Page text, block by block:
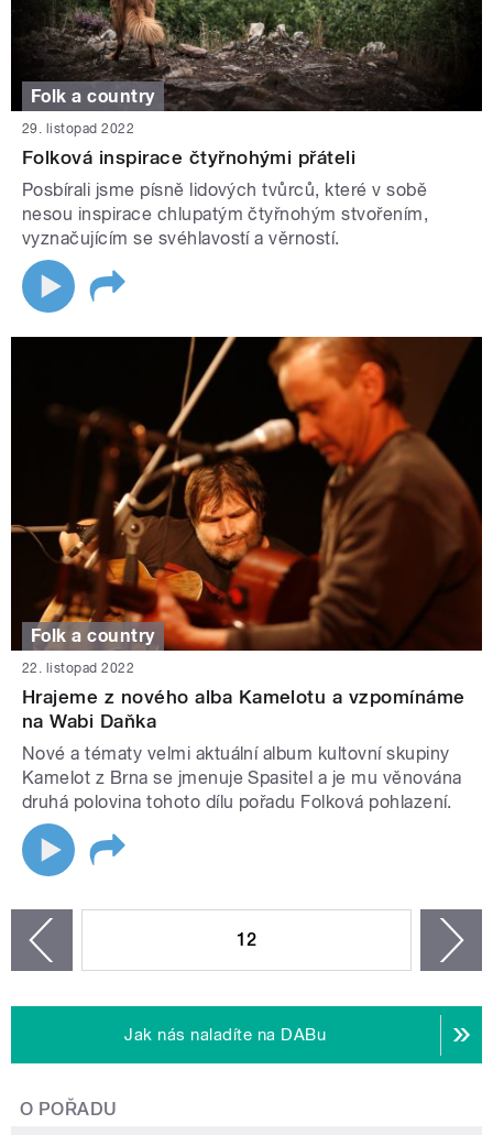
Folk a country
29. listopad 2022
Folková inspirace čtyřnohými přáteli
Posbírali jsme písně lidových tvůrců, které v sobě
nesou inspirace chlupatým čtyřnohým stvořením,
vyznačujícím se svéhlavostí a věrností.
Folk a country
22. listopad 2022
Hrajeme z nového alba Kamelotu a vzpomínáme
na Wabi Daňka
Nové a tématy velmi aktuální album kultovní skupiny
Kamelot z Brna se jmenuje Spasitel a je mu věnována
druhá polovina tohoto dílu pořadu Folková pohlazení.
12
Jak nás naladíte na DABu
O POŘADU